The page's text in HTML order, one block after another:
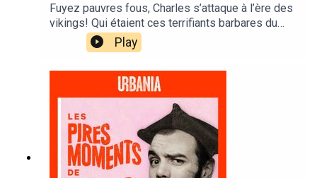
Fuyez pauvres fous, Charles s’attaque à l’ère des
vikings! Qui étaient ces terrifiants barbares du
nord? Monstres ou héros? Pillards ou
aventuriers? Compte rendu d’une époque rouge
Play